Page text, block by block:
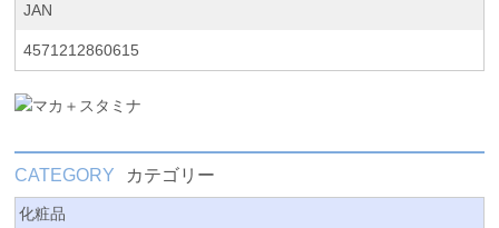
JAN
4571212860615
CATEGORY カテゴリー
化粧品